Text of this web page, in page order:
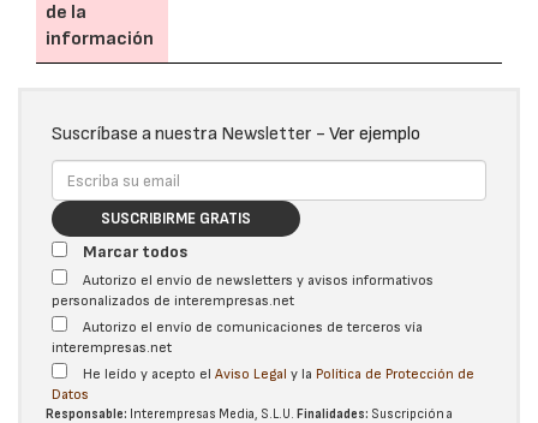
de la
información
Suscríbase a nuestra Newsletter - Ver ejemplo
SUSCRIBIRME GRATIS
Marcar todos
Autorizo el envío de newsletters y avisos informativos
personalizados de interempresas.net
Autorizo el envío de comunicaciones de terceros vía
interempresas.net
He leído y acepto el Aviso Legal y la Política de Protección de
Datos
Responsable: Interempresas Media, S.L.U. Finalidades: Suscripción a